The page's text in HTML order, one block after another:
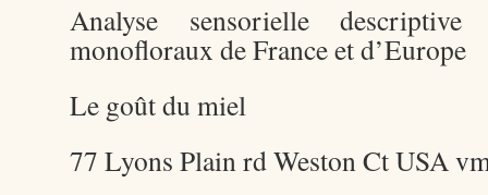
Analyse sensorielle
monofloraux de France et d’Europe
Le goût du miel
77 Lyons Plain rd Weston Ct USA